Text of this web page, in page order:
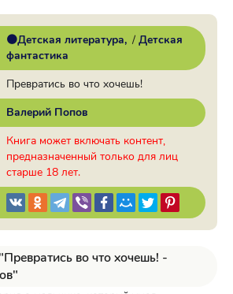
🟠Детская литература / Детская
фантастика
Превратись во что хочешь!
Валерий Попов
Книга может включать контент,
предназначенный только для лиц
старше 18 лет.
во что хочешь! -